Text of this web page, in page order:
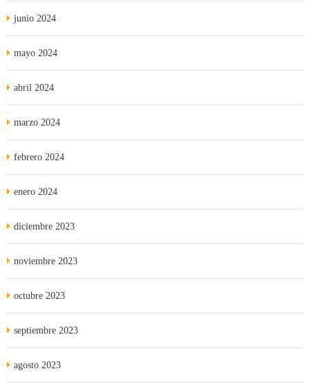
junio 2024
mayo 2024
abril 2024
marzo 2024
febrero 2024
enero 2024
diciembre 2023
noviembre 2023
octubre 2023
septiembre 2023
agosto 2023